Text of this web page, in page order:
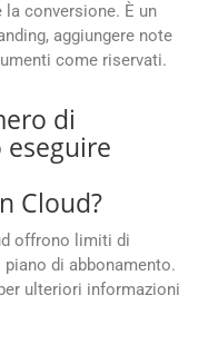
conversione. È un
aggiungere note
come riservati.
di
Cloud?
offrono limiti di
di abbonamento.
ulteriori informazioni